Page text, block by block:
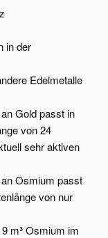
in der
Edelmetalle
Gold passt in
von 24
sehr aktiven
Osmium passt
von nur
m³ Osmium im